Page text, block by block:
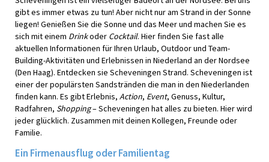
gibt es immer etwas zu tun! Aber nicht nur am Strand in der Sonne
liegen! Genießen Sie die Sonne und das Meer und machen Sie es
sich mit einem Drinkoder Cocktail. Hier finden Sie fast alle
aktuellen Informationen für Ihren Urlaub, Outdoor und Team-
Building-Aktivitäten und Erlebnissen in Niederland an der Nordsee
(Den Haag). Entdecken sie Scheveningen Strand. Scheveningen ist
einer der populärsten Sandstränden die man in den Niederlanden
finden kann. Es gibt Erlebnis, Action, Event, Genuss, Kultur,
Radfahren, Shopping– Scheveningen hat alles zu bieten. Hier wird
jeder glücklich. Zusammen mit deinen Kollegen, Freunde oder
Familie.
Ein Firmenausflug oder Familientag